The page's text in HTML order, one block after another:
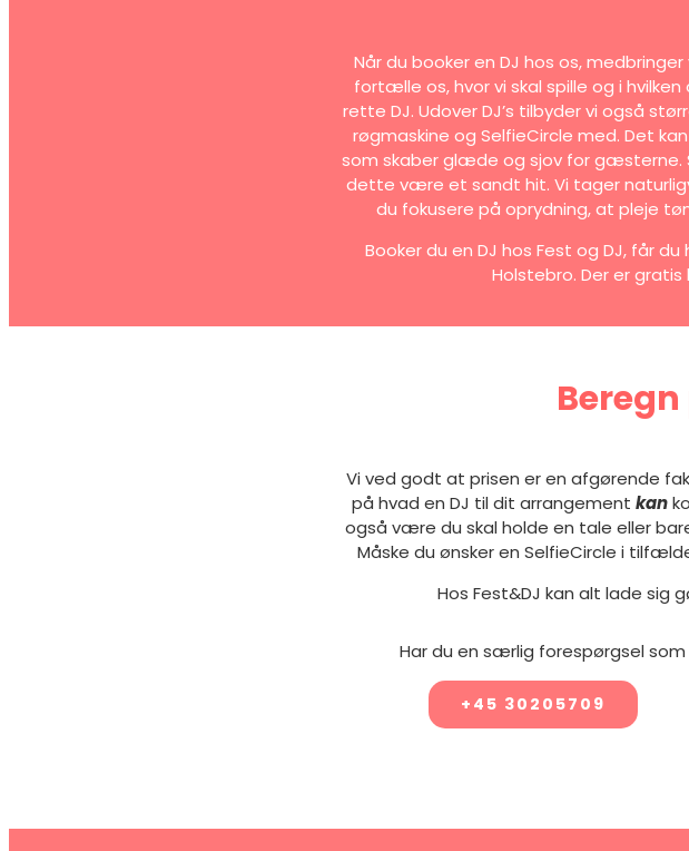
Når du booker en DJ hos os,
fortælle os, hvor vi skal spille og i
rette DJ. Udover DJ’s tilbyder vi også
røgmaskine og SelfieCircle med. Det
som skaber glæde og sjov for
dette være et sandt hit. Vi tager
du fokusere på oprydning, at pleje
Booker du en DJ hos Fest og DJ, får
Holstebro. Der er
Vi ved godt at prisen er en afgørende
på hvad en DJ til dit arrangementkan
også være du skal holde en tale eller
Måske du ønsker en SelfieCircle i
Hos Fest&DJ kan alt lade sig
Har du en særlig forespørgsel
+45 30205709